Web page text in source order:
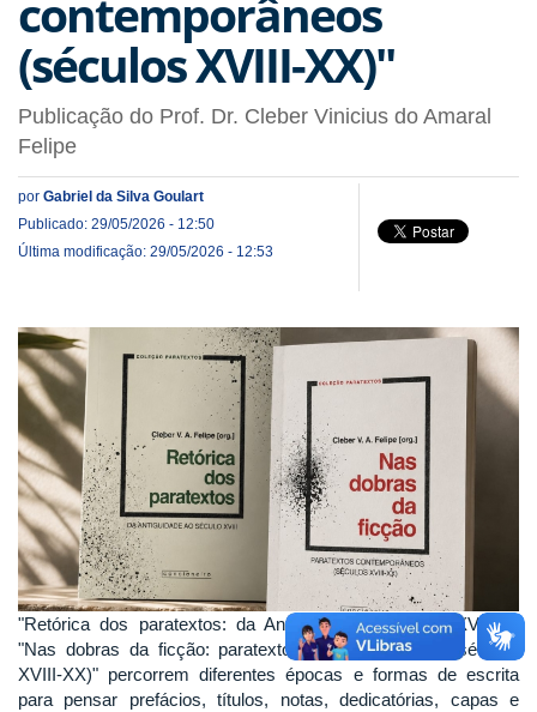
contemporâneos
(séculos XVIII-XX)"
Publicação do Prof. Dr. Cleber Vinicius do Amaral
Felipe
por Gabriel da Silva Goulart
Publicado: 29/05/2026 - 12:50
Última modificação: 29/05/2026 - 12:53
"Retórica dos paratextos: da Antiguidade ao século XVIII" e
"Nas dobras da ficção: paratextos contemporâneos (séculos
XVIII-XX)" percorrem diferentes épocas e formas de escrita
para pensar prefácios, títulos, notas, dedicatórias, capas e